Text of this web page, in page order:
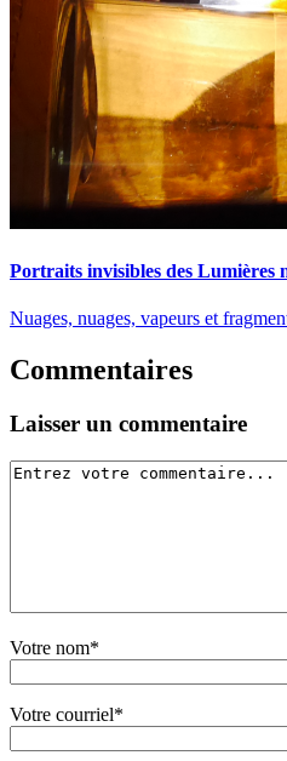
Portraits invisibles des Lumières
Nuages, nuages, vapeurs et
Commentaires
Laisser un commentaire
Votre nom*
Votre courriel*